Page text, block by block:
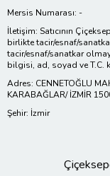
Mersis Numarası: -
İletişim: Satıcının
birlikte tacir/esnaf/
tacir/esnaf/sanatkar
bilgisi, ad, soyad ve T.C.
Adres: CENNETOĞLU
KARABAĞLAR/ İZMİR
Şehir: İzmir